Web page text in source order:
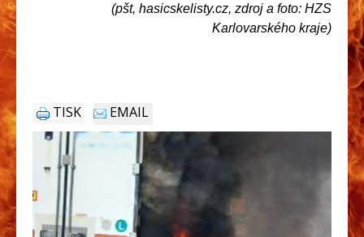
(pšt, hasicskelisty.cz, zdroj a foto: HZS
Karlovarského kraje)
EMAIL
TISK